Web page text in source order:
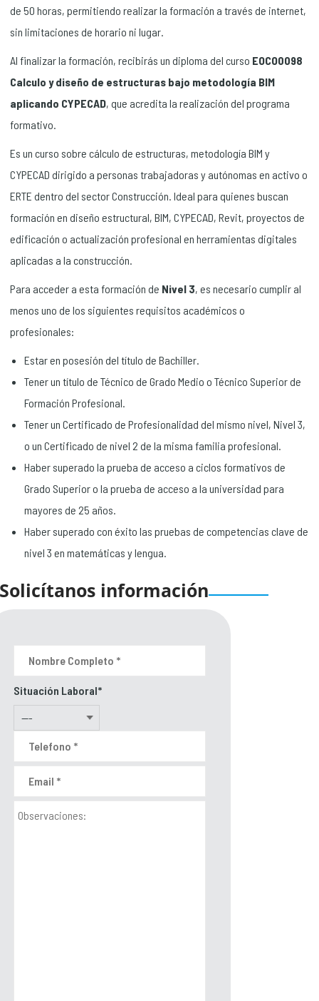
de 50 horas, permitiendo realizar la formación a través de internet,
sin limitaciones de horario ni lugar.
Al finalizar la formación, recibirás un diploma del curso EOCO0098
Calculo y diseño de estructuras bajo metodología BIM
aplicando CYPECAD, que acredita la realización del programa
formativo.
Es un curso sobre cálculo de estructuras, metodología BIM y
CYPECAD dirigido a personas trabajadoras y autónomas en activo o
ERTE dentro del sector Construcción. Ideal para quienes buscan
formación en diseño estructural, BIM, CYPECAD, Revit, proyectos de
edificación o actualización profesional en herramientas digitales
aplicadas a la construcción.
Para acceder a esta formación de Nivel 3, es necesario cumplir al
menos uno de los siguientes requisitos académicos o
profesionales:
Estar en posesión del título de Bachiller.
Tener un título de Técnico de Grado Medio o Técnico Superior de
Formación Profesional.
Tener un Certificado de Profesionalidad del mismo nivel, Nivel 3,
o un Certificado de nivel 2 de la misma familia profesional.
Haber superado la prueba de acceso a ciclos formativos de
Grado Superior o la prueba de acceso a la universidad para
mayores de 25 años.
Haber superado con éxito las pruebas de competencias clave de
nivel 3 en matemáticas y lengua.
Solicítanos información
Situación Laboral*